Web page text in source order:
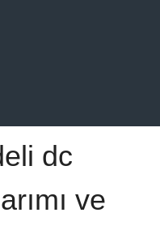
dc
ve